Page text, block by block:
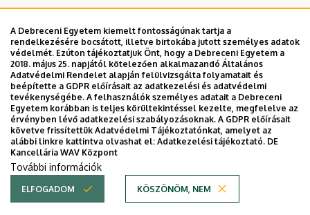
Adatvédelem
Adatvédelem
Copyright © 2026 Unideb
A Debreceni Egyetem kiemelt fontosságúnak tartja a
rendelkezésére bocsátott, illetve birtokába jutott személyes adatok
védelmét. Ezúton tájékoztatjuk Önt, hogy a Debreceni Egyetem a
2018. május 25. napjától kötelezően alkalmazandó Általános
Adatvédelmi Rendelet alapján felülvizsgálta folyamatait és
beépítette a GDPR előírásait az adatkezelési és adatvédelmi
tevékenységébe. A felhasználók személyes adatait a Debreceni
Egyetem korábban is teljes körültekintéssel kezelte, megfelelve az
érvényben lévő adatkezelési szabályozásoknak. A GDPR előírásait
követve frissítettük Adatvédelmi Tájékoztatónkat, amelyet az
alábbi linkre kattintva olvashat el: Adatkezelési tájékoztató. DE
Kancellária WAV Központ
További információk
ELFOGADOM KÖSZÖNÖM, NEM